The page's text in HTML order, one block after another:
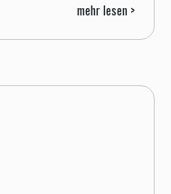
mehr lesen >